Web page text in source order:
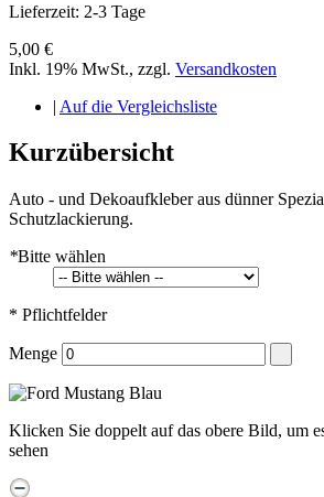
Lieferzeit: 2-3 Tage
5,00 €
Inkl. 19% MwSt., zzgl. Versandkosten
| Auf die Vergleichsliste
Kurzübersicht
Auto - und Dekoaufkleber aus dünner
Schutzlackierung.
*Bitte wählen
* Pflichtfelder
Menge
Klicken Sie doppelt auf das obere Bild, um
sehen